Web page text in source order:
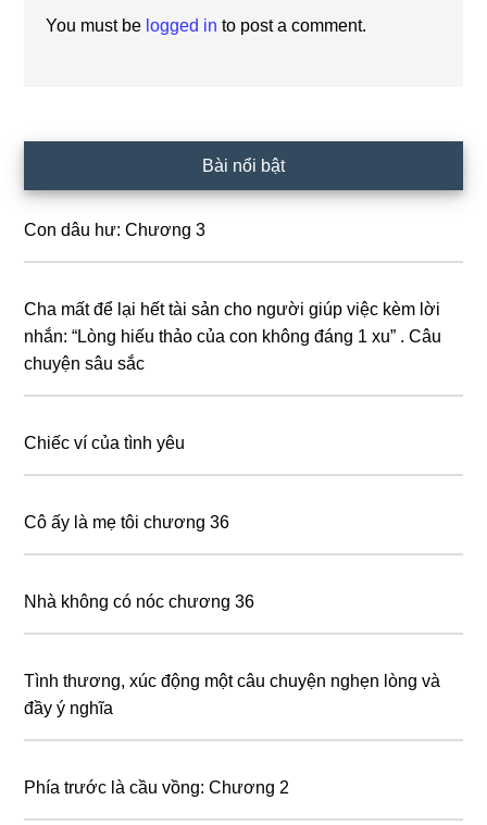
You must be logged in to post a comment.
Sidebar
Bài nổi bật
Con dâu hư: Chương 3
Cha mất để lại hết tài sản cho người giúp việc kèm lời
nhắn: “Lòng hiếu thảo của con không đáng 1 xu” . Câu
chuyện sâu sắc
Chiếc ví của tình yêu
Cô ấy là mẹ tôi chương 36
Nhà không có nóc chương 36
Tình thương, xúc động một câu chuyện nghẹn lòng và
đầy ý nghĩa
Phía trước là cầu vồng: Chương 2